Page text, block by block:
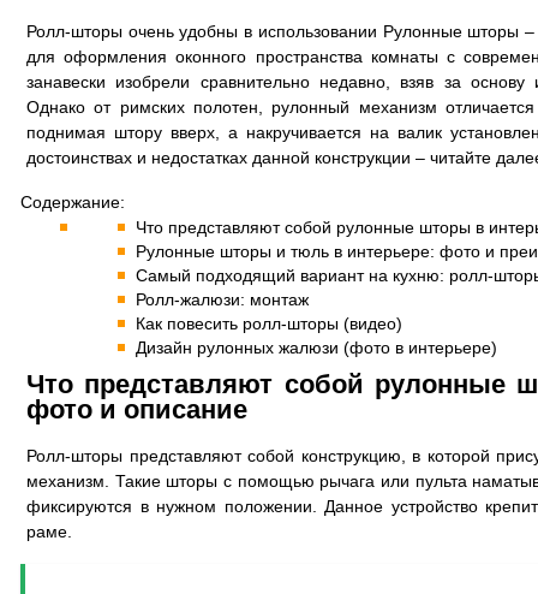
Ролл-шторы очень удобны в использовании Рулонные шторы
для оформления оконного пространства комнаты с
занавески изобрели сравнительно недавно, взяв за
Однако от римских полотен, рулонный механизм
поднимая штору вверх, а накручивается на валик
достоинствах и недостатках данной конструкции – читайте
Содержание:
Что представляют собой рулонные шторы в
Рулонные шторы и тюль в интерьере: фото и
Самый подходящий вариант на кухню: ролл-
Ролл-жалюзи: монтаж
Как повесить ролл-шторы (видео)
Дизайн рулонных жалюзи (фото в интерьере)
Что представляют собой рулонные
фото и описание
Ролл-шторы представляют собой конструкцию, в которой
механизм. Такие шторы с помощью рычага или пульта
фиксируются в нужном положении. Данное устройство
раме.